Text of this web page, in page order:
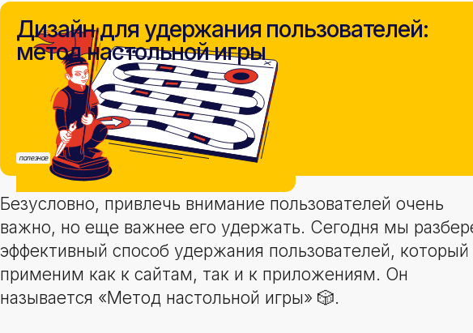
Дизайн для удержания пользователей:
метод настольной игры
полезное
Безусловно, привлечь внимание пользователей очень
важно, но еще важнее его удержать. Сегодня мы
эффективный способ удержания пользователей, который
применим как к сайтам, так и к приложениям. Он
называется «Метод настольной игры» 🎲.